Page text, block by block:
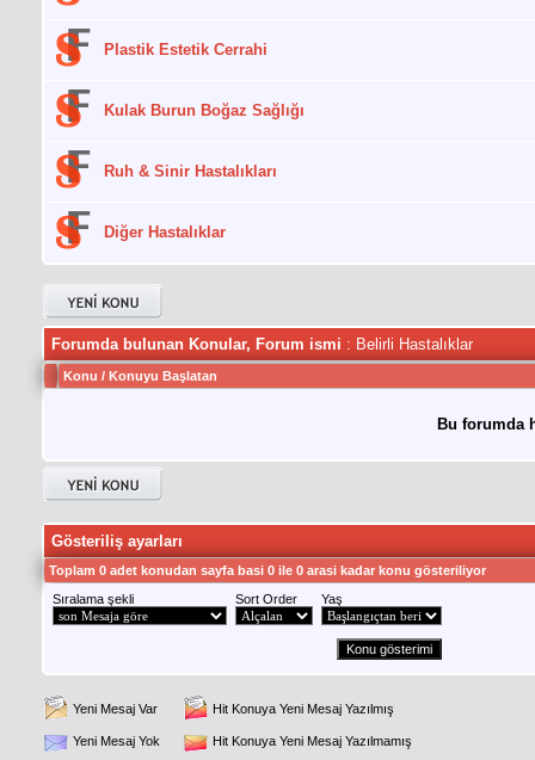
Plastik Estetik Cerrahi
Kulak Burun Boğaz Sağlığı
Ruh & Sinir Hastalıkları
Diğer Hastalıklar
Forumda bulunan Konular, Forum ismi : Belirli Hastalıklar
Konu / Konuyu Başlatan
Bu forumda
Gösteriliş ayarları
Toplam 0 adet konudan sayfa basi 0 ile 0 arasi kadar konu gösteriliyor
Sıralama şekli
Sort Order Yaş
Yeni Mesaj Var Hit Konuya Yeni Mesaj Yazılmış
Yeni Mesaj Yok Hit Konuya Yeni Mesaj Yazılmamış